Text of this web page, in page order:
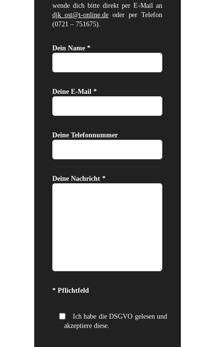
wende dich bitte direkt per E-Mail an
djk_ost@t-online.de oder per Telefon
(0721 – 751675).
Dein Name *
Deine E-Mail *
Deine Telefonnummer
Deine Nachricht *
Bitte lasse dieses Feld leer.
* Pflichtfeld
Ich habe die DSGVO gelesen und
akzeptiere diese.